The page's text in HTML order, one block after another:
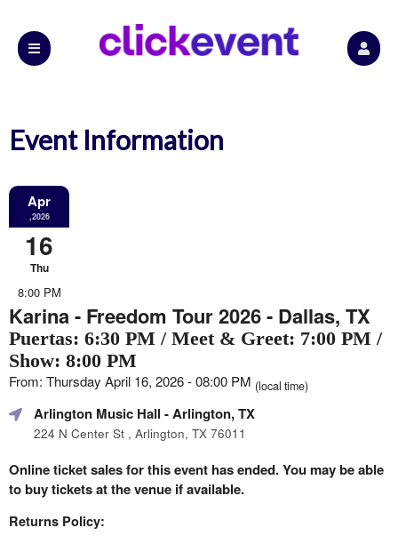
Event Information
Apr
,2026
16
Thu
8:00 PM
Karina - Freedom Tour 2026 - Dallas, TX
Puertas: 6:30 PM / Meet & Greet: 7:00 PM /
Show: 8:00 PM
From: Thursday April 16, 2026 - 08:00 PM (local time)
Arlington Music Hall - Arlington, TX
224 N Center St , Arlington, TX 76011
Online ticket sales for this event has ended. You may be able
to buy tickets at the venue if available.
Returns Policy: